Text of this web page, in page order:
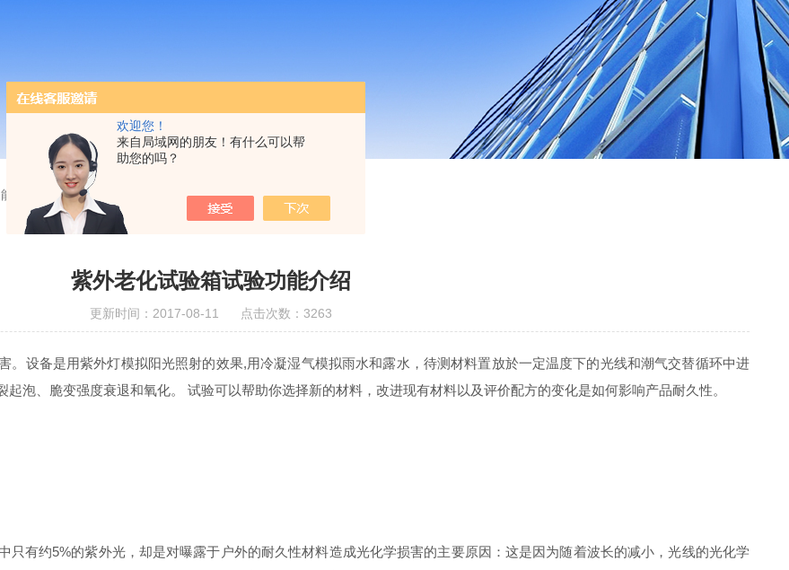
欢迎您！
来自局域网的朋友！有什么可以帮
助您的吗？
介绍
紫外老化试验箱试验功能介绍
更新时间：2017-08-11 点击次数：3263
。设备是用紫外灯模拟阳光照射的效果,用冷凝湿气模拟雨水和露水，待测材料置放於一定温度下的光线和潮气交替循环中进
泡、脆变强度衰退和氧化。 试验可以帮助你选择新的材料，改进现有材料以及评价配方的变化是如何影响产品耐久性。
有约5%的紫外光，却是对曝露于户外的耐久性材料造成光化学损害的主要原因：这是因为随着波长的减小，光线的光化学